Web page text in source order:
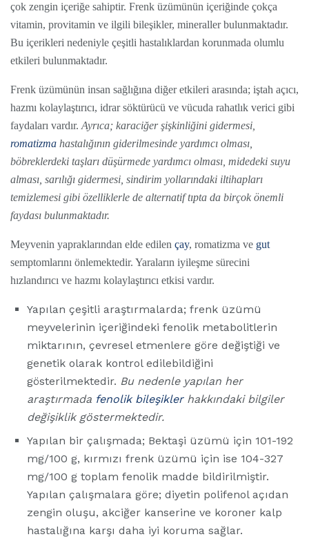
çok zengin içeriğe sahiptir. Frenk üzümünün içeriğinde çokça
vitamin, provitamin ve ilgili bileşikler, mineraller bulunmaktadır.
Bu içerikleri nedeniyle çeşitli hastalıklardan korunmada olumlu
etkileri bulunmaktadır.
Frenk üzümünün insan sağlığına diğer etkileri arasında; iştah açıcı,
hazmı kolaylaştırıcı, idrar söktürücü ve vücuda rahatlık verici gibi
faydaları vardır.Ayrıca; karaciğer şişkinliğini gidermesi,
romatizma hastalığının giderilmesinde yardımcı olması,
böbreklerdeki taşları düşürmede yardımcı olması, midedeki suyu
alması, sarılığı gidermesi, sindirim yollarındaki iltihapları
temizlemesi gibi özelliklerle de alternatif tıpta da birçok önemli
faydası bulunmaktadır.
Meyvenin yapraklarından elde edilen çay, romatizma ve gut
semptomlarını önlemektedir. Yaraların iyileşme sürecini
hızlandırıcı ve hazmı kolaylaştırıcı etkisi vardır.
Yapılan çeşitli araştırmalarda; frenk üzümü
meyvelerinin içeriğindeki fenolik metabolitlerin
miktarının, çevresel etmenlere göre değiştiği ve
genetik olarak kontrol edilebildiğini
gösterilmektedir. Bu nedenle yapılan her
araştırmada fenolik bileşiklerhakkındaki bilgiler
değişiklik göstermektedir.
Yapılan bir çalışmada; Bektaşi üzümü için 101-192
mg/100 g, kırmızı frenk üzümü için ise 104-327
mg/100 g toplam fenolik madde bildirilmiştir.
Yapılan çalışmalara göre; diyetin polifenol açıdan
zengin oluşu, akciğer kanserine ve koroner kalp
hastalığına karşı daha iyi koruma sağlar.